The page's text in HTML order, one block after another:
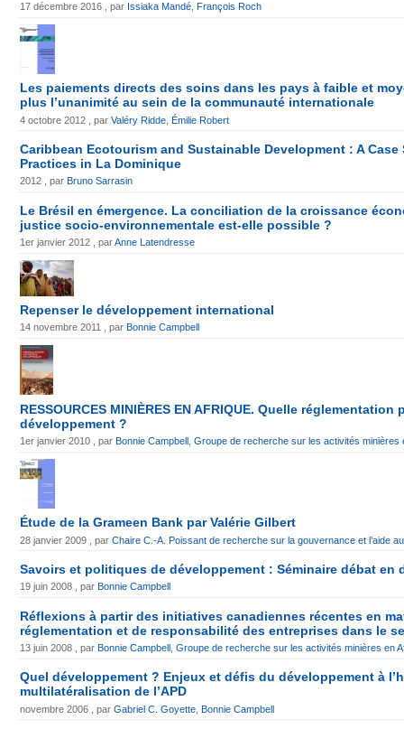
17 décembre 2016 , par Issiaka Mandé ,François Roch
Les paiements directs des soins dans les pays à faible et
plus l’unanimité au sein de la communauté internationale
4 octobre 2012 , parValéry Ridde ,Émilie Robert
Caribbean Ecotourism and Sustainable Development : A
Practices in La Dominique
2012 , par Bruno Sarrasin
Le Brésil en émergence. La conciliation de la croissance
justice socio-environnementale est-elle possible ?
1er janvier 2012 , parAnne Latendresse
Repenser le développement international
14 novembre 2011 , par Bonnie Campbell
RESSOURCES MINIÈRES EN AFRIQUE. Quelle réglementation
développement ?
1er janvier 2010 , parBonnie Campbell ,Groupe de recherche sur les activités minières
Étude de la Grameen Bank par Valérie Gilbert
28 janvier 2009 , parChaire C.-A. Poissant de recherche sur la gouvernance et l’aide
Savoirs et politiques de développement : Séminaire débat en
19 juin 2008 , par Bonnie Campbell
Réflexions à partir des initiatives canadiennes récentes en
réglementation et de responsabilité des entreprises dans le
13 juin 2008 , parBonnie Campbell ,Groupe de recherche sur les activités minières en
Quel développement ? Enjeux et défis du développement à
multilatéralisation de l’APD
novembre 2006 , parGabriel C. Goyette ,Bonnie Campbell